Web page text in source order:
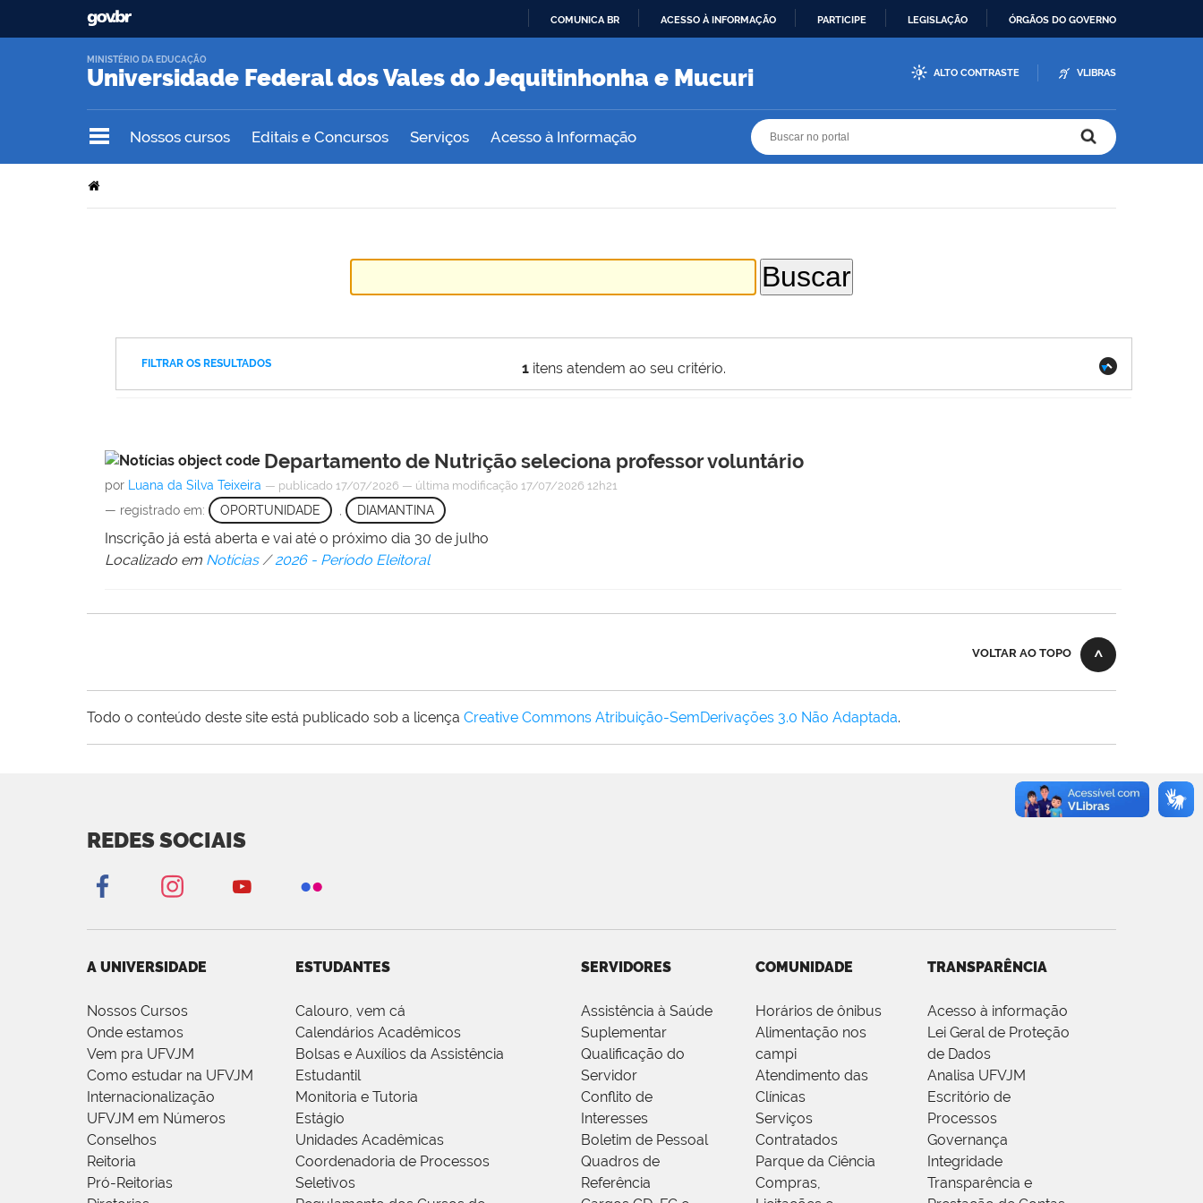
O
COMUNICA BR ACESSO À INFORMAÇÃO PARTICIPE LEGISLAÇÃO ÓRGÃOS DO GOVERNO
Universidade Federal dos Vales do Jequitinhonha e Mucuri
MINISTÉRIO DA EDUCAÇÃO
ALTO CONTRASTE VLIBRAS
Nossos cursos Editais e Concursos Serviços Acesso à Informação
1 itens atendem ao seu critério.
FILTRAR OS RESULTADOS
Departamento de Nutrição seleciona professor voluntário
por Luana da Silva Teixeira — publicado 17/07/2026 — última modificação 17/07/2026 12h21
— registrado em: OPORTUNIDADE DIAMANTINA
Inscrição já está aberta e vai até o próximo dia 30 de julho
Localizado em Notícias /2026 - Período Eleitoral
VOLTAR AO TOPO
Todo o conteúdo deste site está publicado sob a licença Creative Commons Atribuição-SemDerivações 3.0 Não Adaptada.
REDES SOCIAIS
A UNIVERSIDADE
Nossos Cursos
Onde estamos
Vem pra UFVJM
Como estudar na UFVJM
Internacionalização
UFVJM em Números
Conselhos
Reitoria
Pró-Reitorias
ESTUDANTES
Calouro, vem cá
Calendários Acadêmicos
Bolsas e Auxílios da Assistência
Estudantil
Monitoria e Tutoria
Estágio
Unidades Acadêmicas
Coordenadoria de Processos
Seletivos
SERVIDORES
Assistência à Saúde
Suplementar
Qualificação do
Servidor
Conflito de
Interesses
Boletim de Pessoal
Quadros de
Referência
COMUNIDADE
Horários de ônibus
Alimentação nos
campi
Atendimento das
Clínicas
Serviços
Contratados
Parque da Ciência
Compras,
TRANSPARÊNCIA
Acesso à informação
Lei Geral de Proteção
de Dados
Analisa UFVJM
Escritório de
Processos
Governança
Integridade
Transparência e